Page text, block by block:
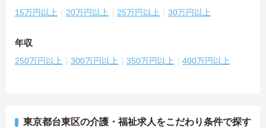
15万円以上 20万円以上 25万円以上 30万円以上
年収
250万円以上 300万円以上 350万円以上 400万円以上
東京都台東区の介護・福祉求人をこだわり条件で探す